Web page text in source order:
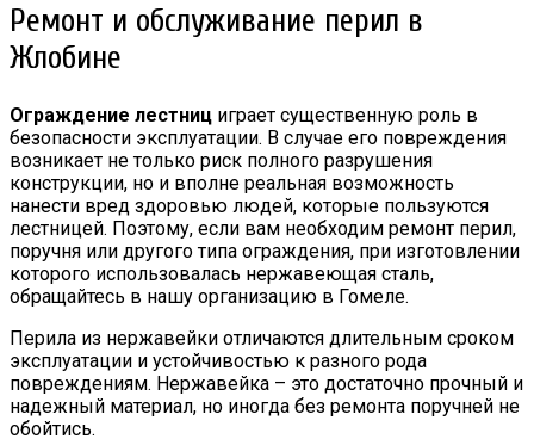
Ремонт и обслуживание перил в
Жлобине
Ограждение лестниц играет существенную роль в
безопасности эксплуатации. В случае его повреждения
возникает не только риск полного разрушения
конструкции, но и вполне реальная возможность
нанести вред здоровью людей, которые пользуются
лестницей. Поэтому, если вам необходим ремонт перил,
поручня или другого типа ограждения, при изготовлении
которого использовалась нержавеющая сталь,
обращайтесь в нашу организацию в Гомеле.
Перила из нержавейки отличаются длительным сроком
эксплуатации и устойчивостью к разного рода
повреждениям. Нержавейка – это достаточно прочный и
надежный материал, но иногда без ремонта поручней не
обойтись.